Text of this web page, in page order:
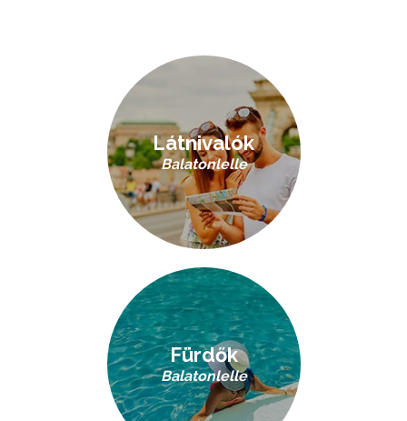
Látnivalók
Balatonlelle
Fürdők
Balatonlelle